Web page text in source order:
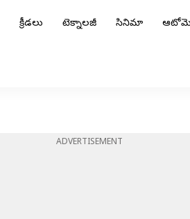
క్రీడలు టెక్నాలజీ సినిమా
ADVERTISEMENT